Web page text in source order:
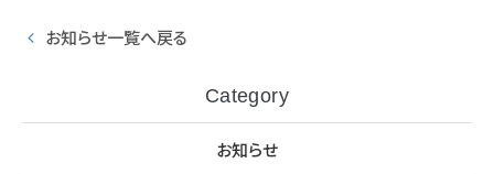
お知らせ一覧へ戻る
Category
お知らせ